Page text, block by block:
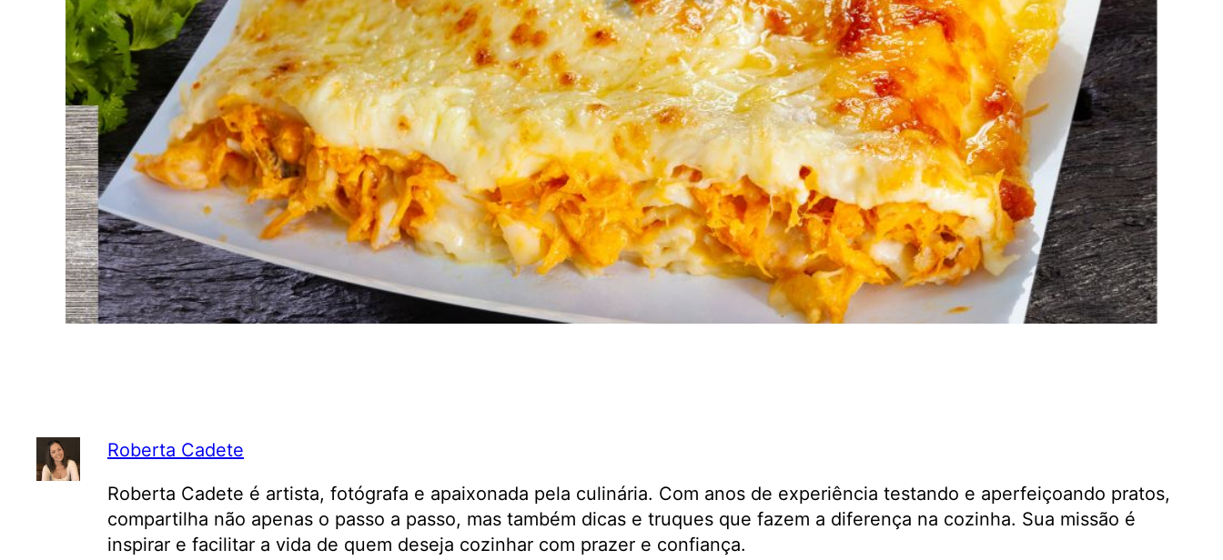
Roberta Cadete
Roberta Cadete é artista, fotógrafa e apaixonada pela culinária. Com anos de experiência testando e aperfeiçoando pratos,
compartilha não apenas o passo a passo, mas também dicas e truques que fazem a diferença na cozinha. Sua missão é
inspirar e facilitar a vida de quem deseja cozinhar com prazer e confiança.